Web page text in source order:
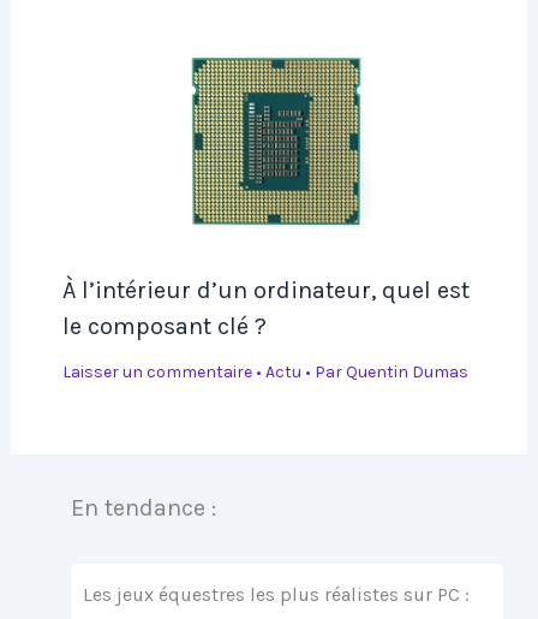
À l’intérieur d’un ordinateur, quel est
le composant clé ?
Laisser un commentaire • Actu • ParQuentin Dumas
En tendance :
Les jeux équestres les plus réalistes sur PC :